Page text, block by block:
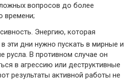
вопросов до более
времени;
Энергию, которая
эти дни нужно пускать в мирные и
русла. В противном случае он
в агрессию или деструктивные
результаты активной работы не